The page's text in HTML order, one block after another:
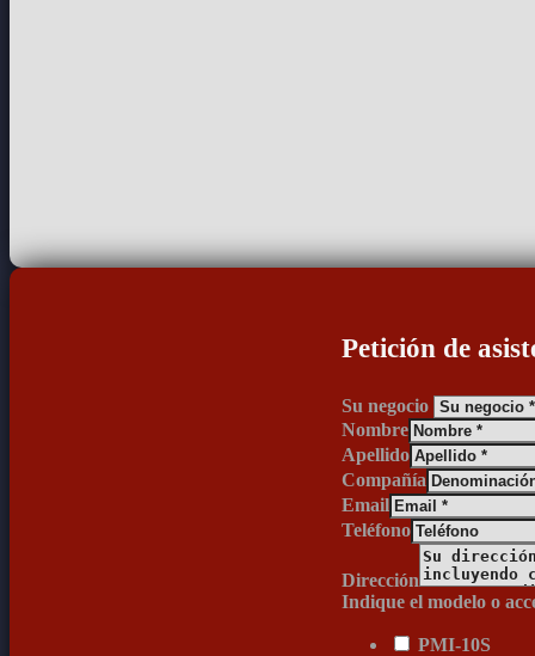
Petición de
Su negocio
Nombre
Apellido
Compañía
Email
Teléfono
Dirección
Indique el modelo o
PMI-10S